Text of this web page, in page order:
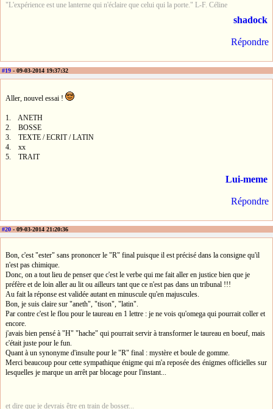
"L'expérience est une lanterne qui n'éclaire que celui qui la porte." L-F. Céline
shadock
Répondre
#19 - 09-03-2014 19:37:32
Aller, nouvel essai !
1. ANETH
2. BOSSE
3. TEXTE / ECRIT / LATIN
4. xx
5. TRAIT
Lui-meme
Répondre
#20 - 09-03-2014 21:20:36
Bon, c'est "ester" sans prononcer le "R" final puisque il est précisé dans la consigne qu'il
n'est pas chimique.
Donc, on a tout lieu de penser que c'est le verbe qui me fait aller en justice bien que je
préfère et de loin aller au lit ou ailleurs tant que ce n'est pas dans un tribunal !!!
Au fait la réponse est validée autant en minuscule qu'en majuscules.
Bon, je suis claire sur "aneth", "tison", "latin".
Par contre c'est le flou pour le taureau en 1 lettre : je ne vois qu'omega qui pourrait coller et
encore.
j'avais bien pensé à "H" "hache" qui pourrait servir à transformer le taureau en boeuf, mais
c'était juste pour le fun.
Quant à un synonyme d'insulte pour le "R" final : mystère et boule de gomme.
Merci beaucoup pour cette sympathique énigme qui m'a reposée des énigmes officielles sur
lesquelles je marque un arrêt par blocage pour l'instant...
et dire que je devrais être en train de bosser...